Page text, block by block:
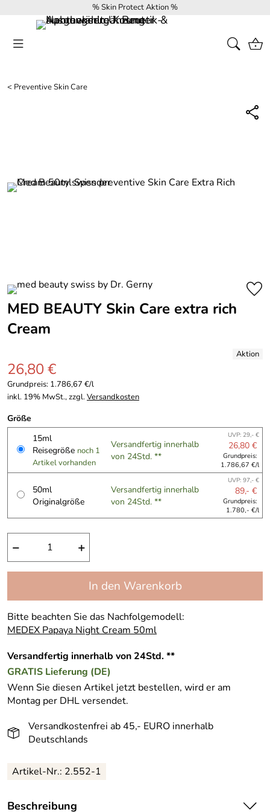
% Skin Protect Aktion %
< Preventive Skin Care
MED BEAUTY Skin Care extra rich
Cream
26,80 €
Grundpreis: 1.786,67 €/l
inkl. 19% MwSt., zzgl.Versandkosten
Größe
15ml
Reisegröße noch 1
Artikel vorhanden
Versandfertig innerhalb
von 24Std. **
UVP: 29,- €
26,80 €
Grundpreis:
1.786,67 €/l
50ml
Originalgröße
Versandfertig innerhalb
von 24Std. **
UVP: 97,- €
89,- €
Grundpreis:
1.780,- €/l
− +
In den Warenkorb
Bitte beachten Sie das Nachfolgemodell:
MEDEX Papaya Night Cream 50ml
Versandfertig innerhalb von 24Std. **
GRATIS Lieferung (DE)
Wenn Sie diesen Artikel jetzt bestellen, wird er am
Montag per DHL versendet.
Versandkostenfrei ab 45,- EURO innerhalb
Deutschlands
Artikel-Nr.: 2.552-1
Beschreibung